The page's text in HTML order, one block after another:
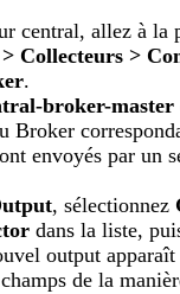
central, allez à la
Collecteurs >
.
broker-master
Broker
envoyés par un
, sélectionnez
dans la liste,
output
de la